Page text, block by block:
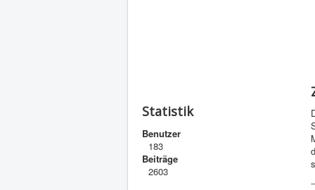
Statistik
Benutzer
183
Beiträge
2603